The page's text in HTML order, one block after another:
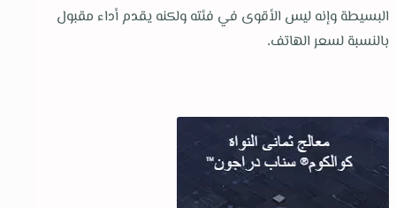
البسيطة وإنه ليس الأقوى في فئته ولكنه يقدم أداء مقبول
بالنسبة لسعر الهاتف.